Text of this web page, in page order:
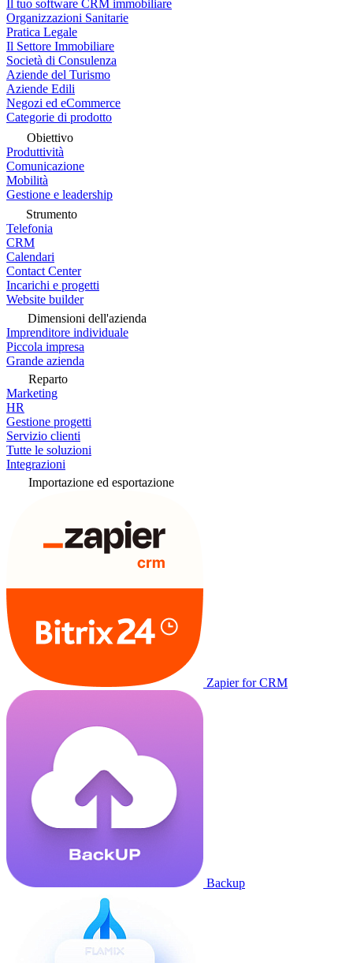
Il tuo software CRM immobiliare
Organizzazioni Sanitarie
Pratica Legale
Il Settore Immobiliare
Società di Consulenza
Aziende del Turismo
Aziende Edili
Negozi ed eCommerce
Categorie di prodotto
Obiettivo
Produttività
Comunicazione
Mobilità
Gestione e leadership
Strumento
Telefonia
CRM
Calendari
Contact Center
Incarichi e progetti
Website builder
Dimensioni dell'azienda
Imprenditore individuale
Piccola impresa
Grande azienda
Reparto
Marketing
HR
Gestione progetti
Servizio clienti
Tutte le soluzioni
Integrazioni
Importazione ed esportazione
Zapier for CRM
Backup